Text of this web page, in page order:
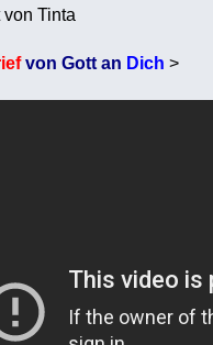
Tinta
von Gott an Dich >